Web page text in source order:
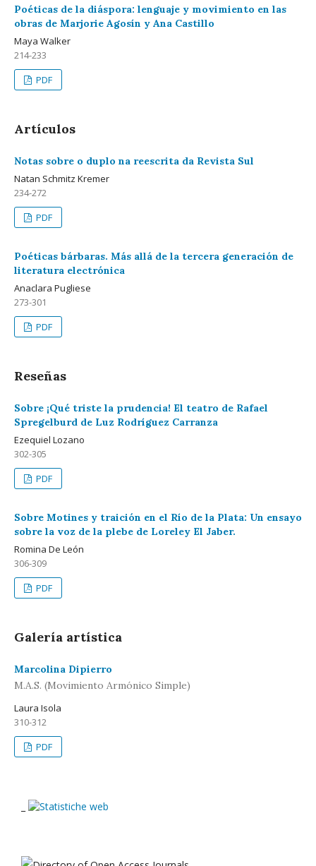
Poéticas de la diáspora: lenguaje y movimiento en las
obras de Marjorie Agosín y Ana Castillo
Maya Walker
214-233
PDF
Artículos
Notas sobre o duplo na reescrita da Revista Sul
Natan Schmitz Kremer
234-272
PDF
Poéticas bárbaras. Más allá de la tercera generación de
literatura electrónica
Anaclara Pugliese
273-301
PDF
Reseñas
Sobre ¡Qué triste la prudencia! El teatro de Rafael
Spregelburd de Luz Rodríguez Carranza
Ezequiel Lozano
302-305
PDF
Sobre Motines y traición en el Río de la Plata: Un ensayo
sobre la voz de la plebe de Loreley El Jaber.
Romina De León
306-309
PDF
Galería artística
Marcolina Dipierro
M.A.S. (Movimiento Armónico Simple)
Laura Isola
310-312
PDF